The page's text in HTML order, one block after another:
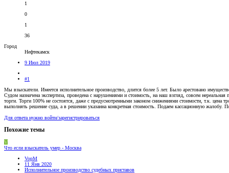
1
0
1
36
Город
Нефтекамск
9 Июл 2019
#1
Мы взыскатели. Имеется исполнительное производство, длится более 5 лет. Было арестовано
Судом назначена экспертиза, проведена с нарушениями и стоимость, на наш взгляд, совсем
торги. Торги 100% не состоятся, даже с предусмотренными законом снижениями стоимости, т.к.
выполнять решение суда, а в решении указанна конкретная стоимость. Подаем кассационную жалобу.
Для ответа нужно войти/зарегистрироваться
Похожие темы
V
Что если взыскатель умер - Москва
VopM
11 Янв 2020
Исполнительное производство судебных приставов